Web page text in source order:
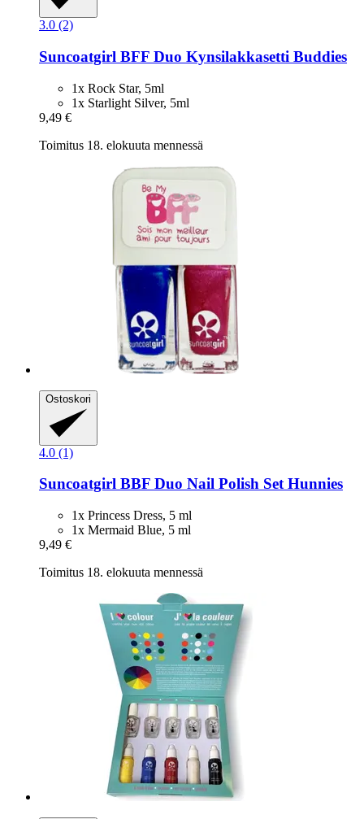
3.0 (2)
Suncoatgirl BFF Duo Kynsilakkasetti Buddies
1x Rock Star, 5ml
1x Starlight Silver, 5ml
9,49 €
Toimitus 18. elokuuta mennessä
Ostoskori
4.0 (1)
Suncoatgirl BBF Duo Nail Polish Set Hunnies
1x Princess Dress, 5 ml
1x Mermaid Blue, 5 ml
9,49 €
Toimitus 18. elokuuta mennessä